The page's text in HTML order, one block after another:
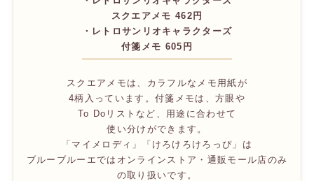
スクエアメモ 462円
・レトロサンリオキャラクターズ
付箋メモ 605円
スクエアメモは、カラフルなメモ用紙が
4柄入っています。付箋メモは、方眼や
To Doリストなど、用途に合わせて
使い分けができます。
「マイメロディ」「けろけろけろっぴ」は
ブルーブルーエではオンラインストア・通販モール店のみ
の取り扱いです。